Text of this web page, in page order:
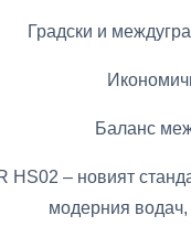
Градски и
Баланс
– новият
модерния водач,